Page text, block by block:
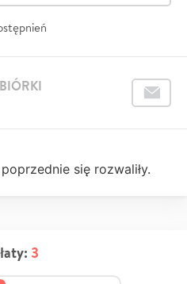
się rozwaliły.
3